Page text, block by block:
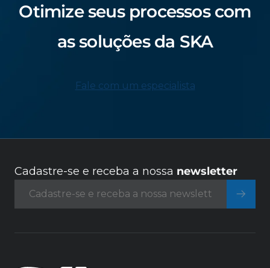
Otimize seus processos com
as soluções da SKA
Fale com um especialista
Cadastre-se e receba a nossa newsletter